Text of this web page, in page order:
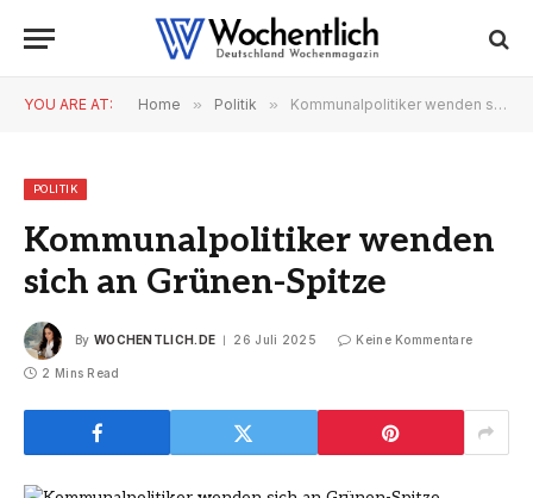
YOU ARE AT: Home » Politik » Kommunalpolitiker wenden sich an Grünen-Spitze
POLITIK
Kommunalpolitiker wenden
sich an Grünen-Spitze
By WOCHENTLICH.DE 26 Juli 2025 Keine Kommentare
2 Mins Read